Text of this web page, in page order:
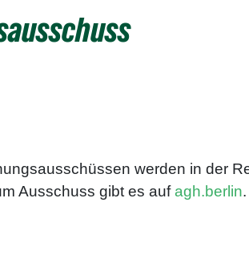
werden in der
Ausschuss gibt es aufagh.berlin.